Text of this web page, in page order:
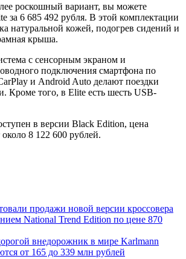
роскошный вариант, вы можете
за 6 685 492 рубля. В этой комплектации
натуральной кожей, подогрев сидений и
крыша.
с сенсорным экраном и
подключения смартфона по
и Android Auto делают поездки
Кроме того, в Elite есть шесть USB-
в версии Black Edition, цена
около 8 122 600 рублей.
продажи новой версии кроссовера
National Trend Edition по цене 870
внедорожник в мире Karlmann
от 165 до 339 млн рублей